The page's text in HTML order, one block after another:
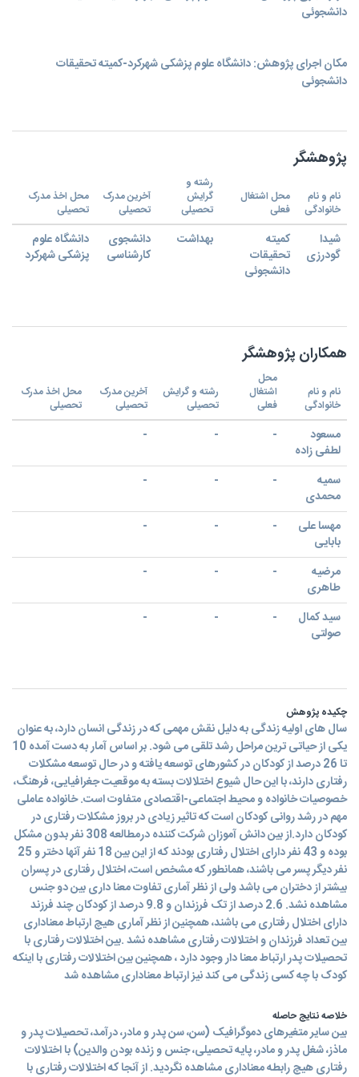
دانشجوئی
مکان اجرای پژوهش: دانشگاه علوم پزشکی شهرکرد-کمیته تحقیقات
دانشجوئی
پژوهشگر
نام و نام
خانوادگی
محل اشتغال
فعلی
رشته و
گرایش
تحصیلی
آخرین مدرک
تحصیلی
محل اخذ مدرک
تحصیلی
شیدا
گودرزی
کمیته
تحقیقات
دانشجوئی
بهداشت
دانشجوی
کارشناسی
دانشگاه علوم
پزشکی شهرکرد
همکاران پژوهشگر
نام و نام
خانوادگی
محل
اشتغال
فعلی
رشته و گرایش
تحصیلی
آخرین مدرک
تحصیلی
محل اخذ مدرک
تحصیلی
مسعود
لطفی زاده
-
-
-
سمیه
محمدی
-
-
-
مهسا علی
بابایی
-
-
-
مرضیه
طاهری
-
-
-
سید کمال
صولتی
-
-
-
چکیده پژوهش
سال های اولیه زندگی به دلیل نقش مهمی که در زندگی انسان دارد، به عنوان
یکی از حیاتی ترین مراحل رشد تلقی می شود. بر اساس آمار به دست آمده 10
تا 26 درصد از کودکان در کشورهای توسعه یافته و در حال توسعه مشکلات
رفتاری دارند، با این حال شیوع اختلالات بسته به موقعیت جغرافیایی، فرهنگ،
خصوصیات خانواده و محیط اجتماعی-اقتصادی متفاوت است. خانواده عاملی
مهم در رشد روانی کودکان است که تاثیر زیادی در بروز مشکلات رفتاری در
کودکان دارد.از بین دانش آموزان شرکت کننده درمطالعه 308 نفر بدون مشکل
بوده و 43 نفر دارای اختلال رفتاری بودند که از این بین 18 نفر آنها دختر و 25
نفر دیگر پسر می باشند، همانطور که مشخص است، اختلال رفتاری در پسران
بیشتر از دختران می باشد ولی از نظر آماری تفاوت معنا داری بین دو جنس
مشاهده نشد. 2.6 درصد از تک فرزندان و 9.8 درصد از کودکان چند فرزند
دارای اختلال رفتاری می باشند، همچنین از نظر آماری هیچ ارتباط معناداری
بین تعداد فرزندان و اختلالات رفتاری مشاهده نشد .بین اختلالات رفتاری با
تحصیلات پدر ارتباط معنا دار وجود دارد ، همچنین بین اختلالات رفتاری با اینکه
کودک با چه کسی زندگی می کند نیز ارتباط معناداری مشاهده شد
خلاصه نتایج حاصله
بین سایر متغیرهای دموگرافیک (سن، سن پدر و مادر، درآمد، تحصیلات پدر و
ماذز، شغل پدر و مادر، پایه تحصیلی، جنس و زنده بودن والدین) با اختلالات
رفتاری هیچ رابطه معناداری مشاهده نگردید. از آنجا که اختلالات رفتاری با